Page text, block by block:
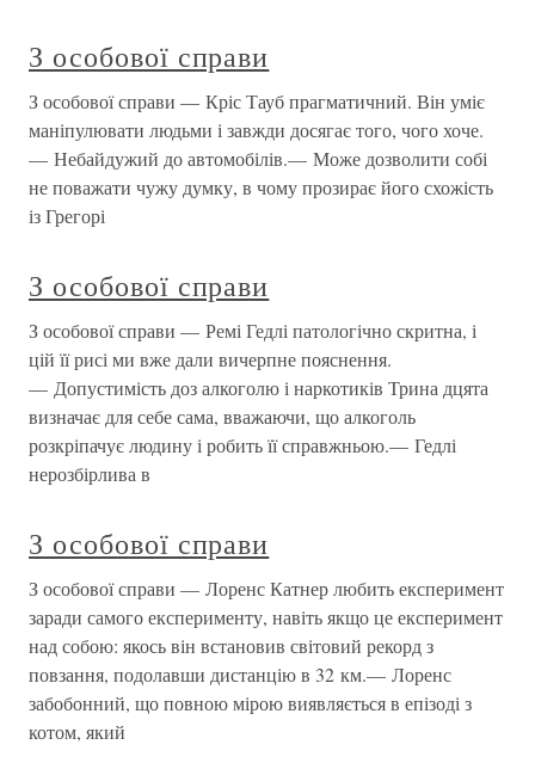
З особової справи
З особової справи — Кріс Тауб прагматичний. Він уміє
маніпулювати людьми і завжди досягає того, чого хоче.
— Небайдужий до автомобілів.— Може дозволити собі
не поважати чужу думку, в чому прозирає його схожість
із Грегорі
З особової справи
З особової справи — Ремі Гедлі патологічно скритна, і
цій її рисі ми вже дали вичерпне пояснення.
— Допустимість доз алкоголю і наркотиків Трина дцята
визначає для себе сама, вважаючи, що алкоголь
розкріпачує людину і робить її справжньою.— Гедлі
нерозбірлива в
З особової справи
З особової справи — Лоренс Катнер любить експеримент
заради самого експерименту, навіть якщо це експеримент
над собою: якось він встановив світовий рекорд з
повзання, подолавши дистанцію в 32 км.— Лоренс
забобонний, що повною мірою виявляється в епізоді з
котом, який